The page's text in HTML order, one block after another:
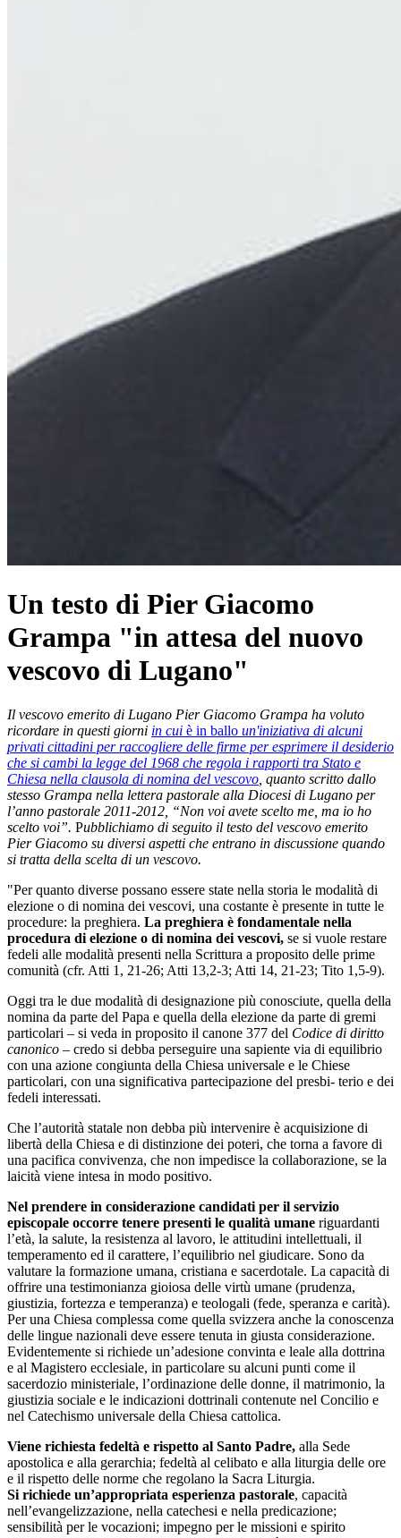
Un testo di Pier Giacomo
Grampa "in attesa del nuovo
vescovo di Lugano"
Il vescovo emerito di Lugano Pier Giacomo Grampa ha voluto
ricordare in questi giorni in cui è in ballo un'iniziativa di alcuni
privati cittadini per raccogliere delle firme per esprimere il desiderio
che si cambi la legge del 1968 che regola i rapporti tra Stato e
Chiesa nella clausola di nomina del vescovo , quanto scritto dallo
stesso Grampa nella lettera pastorale alla Diocesi di Lugano per
l’anno pastorale 2011-2012, “Non voi avete scelto me, ma io ho
scelto voi”. Pubblichiamo di seguito il testo del vescovo emerito
Pier Giacomo su diversi aspetti che entrano in discussione quando
si tratta della scelta di un vescovo.
"Per quanto diverse possano essere state nella storia le modalità di
elezione o di nomina dei vescovi, una costante è presente in tutte le
procedure: la preghiera. La preghiera è fondamentale nella
procedura di elezione o di nomina dei vescovi, se si vuole restare
fedeli alle modalità presenti nella Scrittura a proposito delle prime
comunità (cfr. Atti 1, 21-26; Atti 13,2-3; Atti 14, 21-23; Tito 1,5-9).
Oggi tra le due modalità di designazione più conosciute, quella della
nomina da parte del Papa e quella della elezione da parte di gremi
particolari – si veda in proposito il canone 377 del Codice di diritto
canonico – credo si debba perseguire una sapiente via di equilibrio
con una azione congiunta della Chiesa universale e le Chiese
particolari, con una significativa partecipazione del presbi- terio e dei
fedeli interessati.
Che l’autorità statale non debba più intervenire è acquisizione di
libertà della Chiesa e di distinzione dei poteri, che torna a favore di
una pacifica convivenza, che non impedisce la collaborazione, se la
laicità viene intesa in modo positivo.
Nel prendere in considerazione candidati per il servizio
episcopale occorre tenere presenti le qualità umane riguardanti
l’età, la salute, la resistenza al lavoro, le attitudini intellettuali, il
temperamento ed il carattere, l’equilibrio nel giudicare. Sono da
valutare la formazione umana, cristiana e sacerdotale. La capacità di
offrire una testimonianza gioiosa delle virtù umane (prudenza,
giustizia, fortezza e temperanza) e teologali (fede, speranza e carità).
Per una Chiesa complessa come quella svizzera anche la conoscenza
delle lingue nazionali deve essere tenuta in giusta considerazione.
Evidentemente si richiede un’adesione convinta e leale alla dottrina
e al Magistero ecclesiale, in particolare su alcuni punti come il
sacerdozio ministeriale, l’ordinazione delle donne, il matrimonio, la
giustizia sociale e le indicazioni dottrinali contenute nel Concilio e
nel Catechismo universale della Chiesa cattolica.
Viene richiesta fedeltà e rispetto al Santo Padre, alla Sede
apostolica e alla gerarchia; fedeltà al celibato e alla liturgia delle ore
e il rispetto delle norme che regolano la Sacra Liturgia.
Si richiede un’appropriata esperienza pastorale, capacità
nell’evangelizzazione, nella catechesi e nella predicazione;
sensibilità per le vocazioni; impegno per le missioni e spirito